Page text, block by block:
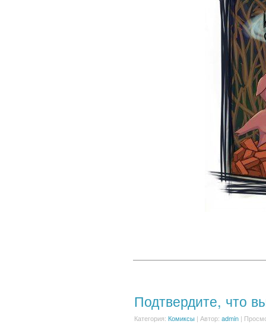
Подтвердите, что
Категория: Комиксы | Автор: admin |